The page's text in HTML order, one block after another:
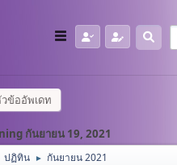
ข้ออัพเดท
กันยายน 19, 2021
ปฏิทิน ► กันยายน 2021